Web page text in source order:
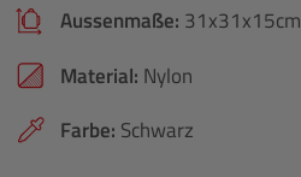
Aussenmaße: 31x31x15cm
Material: Nylon
Farbe: Schwarz